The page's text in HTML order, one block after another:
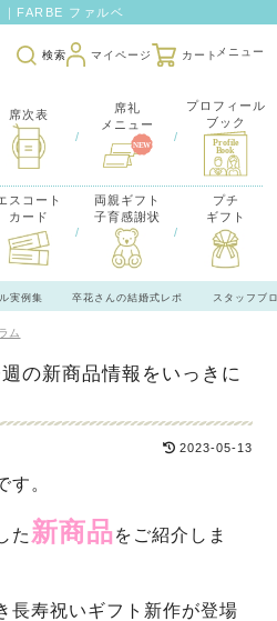
FARBE ファルベ
検索 マイページ カート
席次表
/
席礼
メニュー
/
プロフィール
ブック
スコート
カード
/
両親ギフト
子育感謝状
/
プチ
ギフト
実例集 卒花さんの結婚式レポ スタッフブ
ム
の新商品情報をいっきに
2023-05-13
す。
た 新商品 をご紹介しま
長寿祝いギフト新作が登場